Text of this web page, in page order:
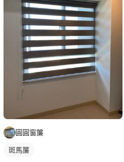
圓圓窗簾
斑馬簾